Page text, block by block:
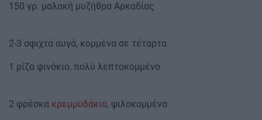
150 γρ. μαλακή μυζήθρα Αρκαδίας
2-3 σφιχτά αυγά, κομμένα σε τέταρτα
1 ρίζα φινόκιο, πολύ λεπτοκομμένο
2 φρέσκα κρεμμυδάκια, ψιλοκομμένα